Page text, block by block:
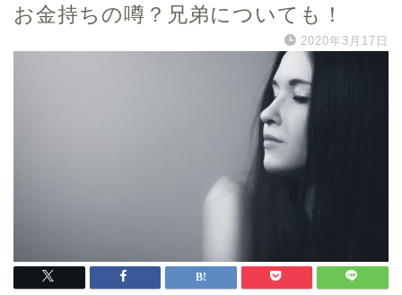
お金持ちの噂？兄弟についても！
2020年3月17日